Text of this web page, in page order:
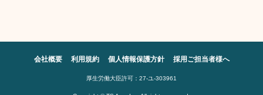
会社概要 利用規約 個人情報保護方針 採用ご担当者様へ
厚生労働大臣許可：27-ユ-303961